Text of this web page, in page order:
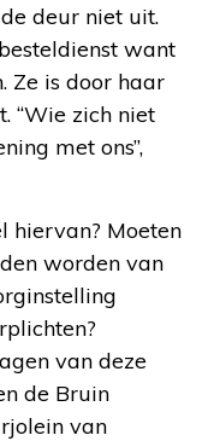
deur niet uit.
want
Ze is door haar
“Wie zich niet
met ons”,
hiervan? Moeten
worden van
van deze
de Bruin
van